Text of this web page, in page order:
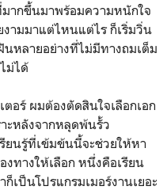
ากขึ้นมาพร้อมความหนักใจ
ามมาแต่ไหนแต่ไร ก็เริ่มวิ่น
หลายอย่างที่ไม่มีทางถมเต็ม
ม่ได้
อร์ ผมต้องตัดสินใจเลือกเอก
ะหลังจากหลุดพ้นรั้ว
ยนรู้ที่เข้มข้นนี้จะช่วยให้หา
งทางให้เลือก หนึ่งคือเรียน
เป็นโปรแกรมเมอร์งานเยอะ